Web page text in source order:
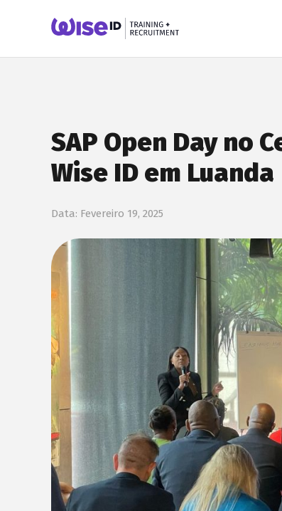
SAP Open Day no
Wise ID em Luanda
Data: Fevereiro 19, 2025